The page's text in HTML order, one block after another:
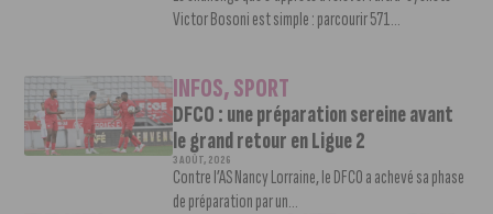
Victor Bosoni est simple : parcourir 571...
INFOS,SPORT
DFCO : une préparation sereine avant
le grand retour en Ligue 2
3 AOÛT, 2026
Contre l’AS Nancy Lorraine, le DFCO a achevé sa phase
de préparation par un...